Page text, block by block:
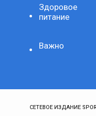
Здоровое
питание
Важно
СЕТЕВОЕ ИЗДАНИЕ